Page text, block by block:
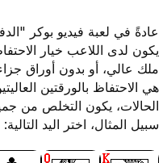
هي الاحتفاظ بالورقتين
الحالات، يكون التخلص من
سبيل المثال، اختر اليد التالية: